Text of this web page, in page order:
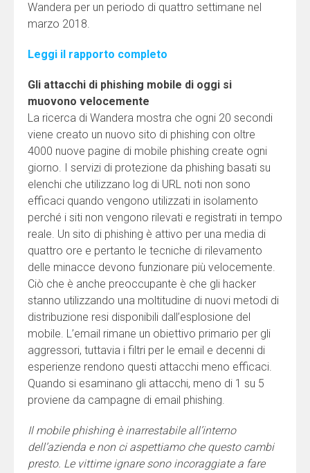
Wandera per un periodo di quattro settimane nel
marzo 2018.
Leggi il rapporto completo
Gli attacchi di phishing mobile di oggi si
muovono velocemente
La ricerca di Wandera mostra che ogni 20 secondi
viene creato un nuovo sito di phishing con oltre
4000 nuove pagine di mobile phishing create ogni
giorno. I servizi di protezione da phishing basati su
elenchi che utilizzano log di URL noti non sono
efficaci quando vengono utilizzati in isolamento
perché i siti non vengono rilevati e registrati in tempo
reale. Un sito di phishing è attivo per una media di
quattro ore e pertanto le tecniche di rilevamento
delle minacce devono funzionare più velocemente.
Ciò che è anche preoccupante è che gli hacker
stanno utilizzando una moltitudine di nuovi metodi di
distribuzione resi disponibili dall’esplosione del
mobile. L’email rimane un obiettivo primario per gli
aggressori, tuttavia i filtri per le email e decenni di
esperienze rendono questi attacchi meno efficaci.
Quando si esaminano gli attacchi, meno di 1 su 5
proviene da campagne di email phishing.
Il mobile phishing è inarrestabile all’interno
dell’azienda e non ci aspettiamo che questo cambi
presto. Le vittime ignare sono incoraggiate a fare